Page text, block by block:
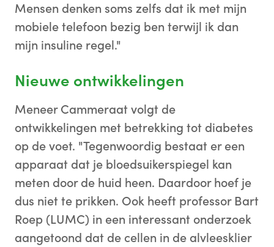
Mensen denken soms zelfs dat ik met mijn
mobiele telefoon bezig ben terwijl ik dan
mijn insuline regel."
Nieuwe ontwikkelingen
Meneer Cammeraat volgt de
ontwikkelingen met betrekking tot diabetes
op de voet. "Tegenwoordig bestaat er een
apparaat dat je bloedsuikerspiegel kan
meten door de huid heen. Daardoor hoef je
dus niet te prikken. Ook heeft professor Bart
Roep (LUMC) in een interessant onderzoek
aangetoond dat de cellen in de alvleesklier